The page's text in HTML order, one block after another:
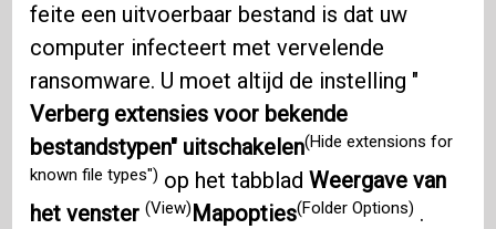
feite een uitvoerbaar bestand is dat uw
computer infecteert met vervelende
ransomware. U moet altijd de instelling "
Verberg extensies voor bekende
bestandstypen" uitschakelen(Hide extensions for
known file types") op het tabbladWeergave van
het venster(View) Mapopties(Folder Options) .